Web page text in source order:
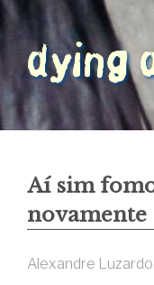
Aí sim
novamente
Alexandre Luzardo |